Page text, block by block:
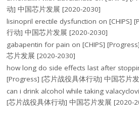
动] 中国芯片发展 [2020-2030]
lisinopril erectile dysfunction on[CHIPS]
行动] 中国芯片发展 [2020-2030]
gabapentin for pain on[CHIPS]
芯片发展 [2020-2030]
how long do side effects last after
[Progress] [芯片战役具体行动] 中国芯片
can i drink alcohol while taking
[芯片战役具体行动] 中国芯片发展 [2020-